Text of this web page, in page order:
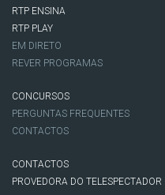
RTP ENSINA
RTP PLAY
EM DIRETO
REVER PROGRAMAS
CONCURSOS
PERGUNTAS FREQUENTES
CONTACTOS
CONTACTOS
PROVEDORA DO TELESPECTADOR